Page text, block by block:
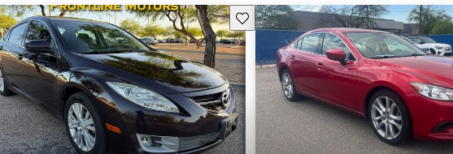
Guarda este Aviso